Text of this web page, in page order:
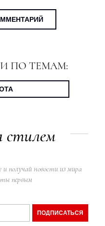
ПО ТЕМАМ:
стилем
получай новости из мира
первым
ПОДПИСАТЬСЯ